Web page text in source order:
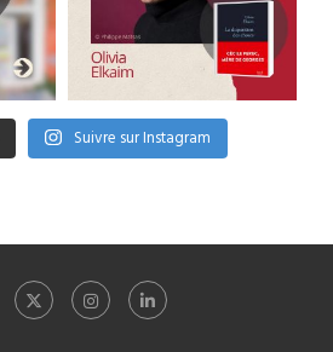
Suivre sur Instagram